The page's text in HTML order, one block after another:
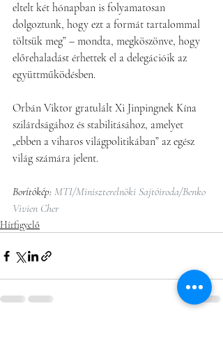
eltelt két hónapban is folyamatosan
dolgoztunk, hogy ezt a formát tartalommal
töltsük meg” – mondta, megköszönve, hogy
előrehaladást érhettek el a delegációik az
együttműködésben.
Orbán Viktor gratulált Xi Jinpingnek Kína
szilárdságához és stabilitásához, amelyet
„ebben a viharos világpolitikában” az egész
világ számára jelent.
Borítókép: MTI/Miniszterelnöki Sajtóiroda/Benko
Vivien Cher
Hírfigyelő